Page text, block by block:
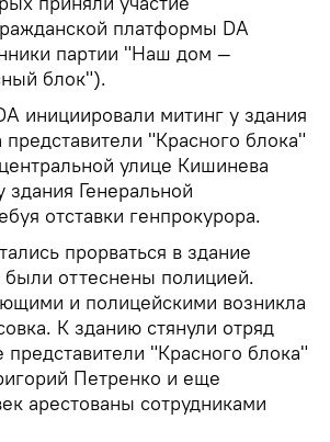
платформы DA
партии "Наш дом —
блок").
инициировали митинг у здания
представители "Красного блока"
улице Кишинева
здания Генеральной
отставки генпрокурора.
прорваться в здание
были оттеснены полицией.
и полицейскими возникла
К зданию стянули отряд
"Красного блока"
Петренко и еще
арестованы сотрудниками